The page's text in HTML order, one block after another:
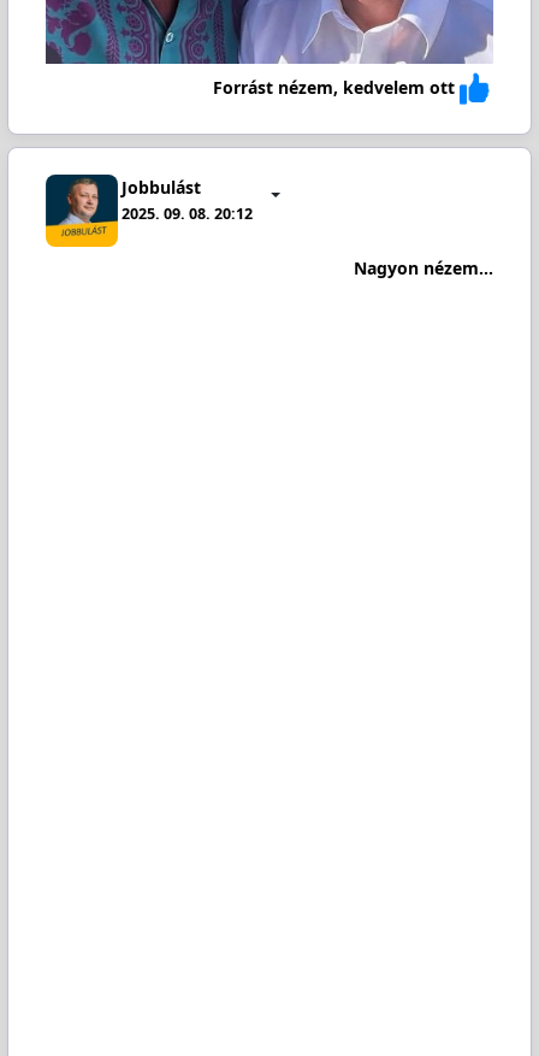
Forrást nézem, kedvelem ott
Jobbulást
2025. 09. 08. 20:12
Nagyon nézem...